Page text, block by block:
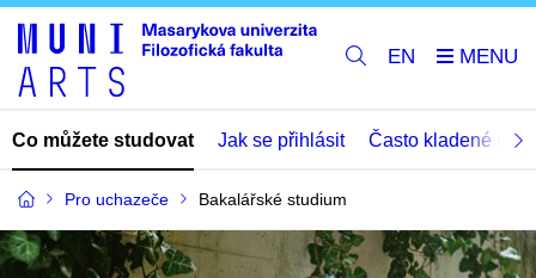
EN
Co můžete studovat Jak se přihlásit Často kladené
Pro uchazeče Bakalářské studium